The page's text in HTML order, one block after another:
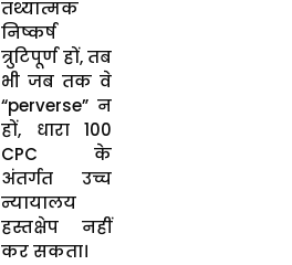
तथ्यात्मक
निष्कर्ष
त्रुटिपूर्ण हों, तब
भी जब तक वे
“perverse” न
हों, धारा 100
CPC के
अंतर्गत उच्च
न्यायालय
हस्तक्षेप नहीं
कर सकता।